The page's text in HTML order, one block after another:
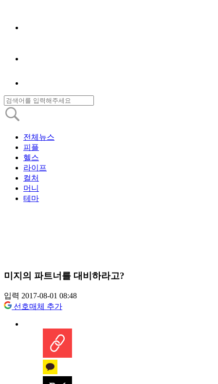
전체뉴스
피플
헬스
라이프
컬처
머니
테마
미지의 파트너를 대비하라고?
입력 2017-08-01 08:48
선호매체 추가